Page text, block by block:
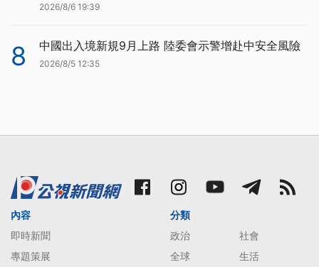
2026/8/6 19:39
8 中國出入境新規9月上路 陸委會示警增赴中安全風險
2026/8/5 12:35
內容
即時新聞
專題策展
分類
政治
社會
全球
生活